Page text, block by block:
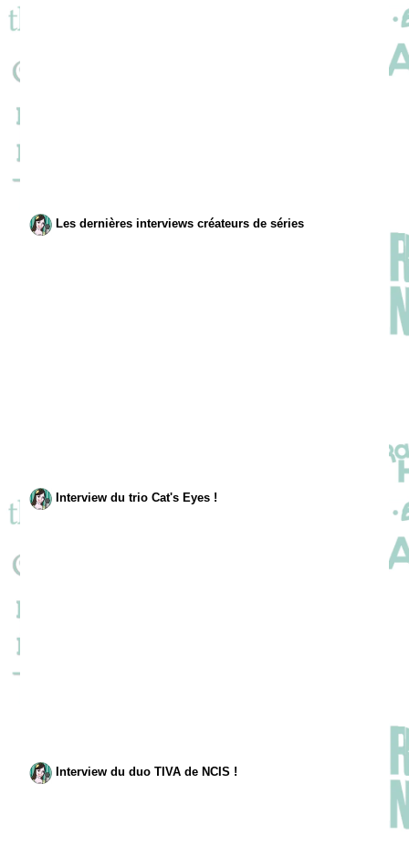
Les dernières interviews créateurs de séries
Interview du trio Cat's Eyes !
Interview du duo TIVA de NCIS !